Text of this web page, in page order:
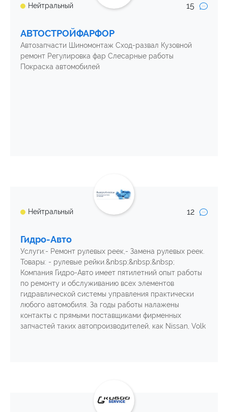
Нейтральный 15
АВТОСТРОЙФАРФОР
Автозапчасти Шиномонтаж Сход-развал Кузовной
ремонт Регулировка фар Слесарные работы
Покраска автомобилей
Нейтральный 12
Гидро-Авто
Услуги:- Ремонт рулевых реек,- Замена рулевых реек.
Товары: - рулевые рейки.&nbsp;&nbsp;&nbsp;
Компания Гидро-Авто имеет пятилетний опыт работы
по ремонту и обслуживанию всех элементов
гидравлической системы управления практически
любого автомобиля. За годы работы налажены
контакты с прямыми поставщиками фирменных
запчастей таких автопроизводителей, как Nissan, Volk